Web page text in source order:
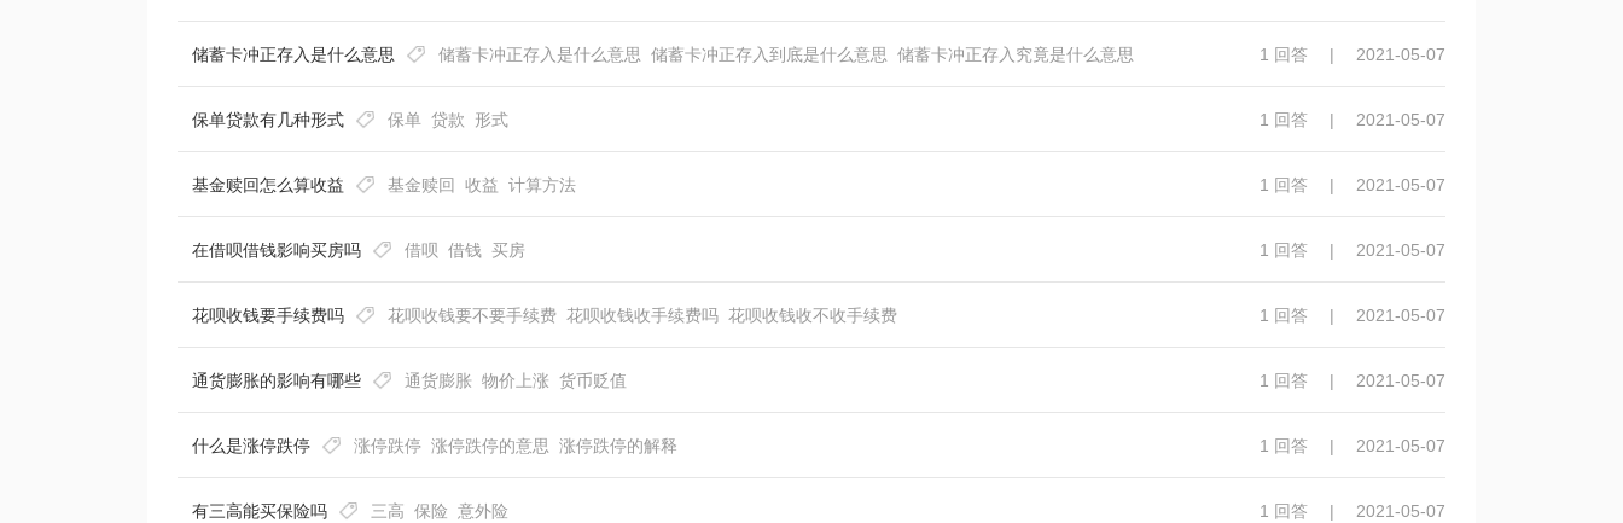
储蓄卡冲正存入是什么意思 储蓄卡冲正存入是什么意思 储蓄卡冲正存入到底是什么意思 储蓄卡冲正存入究竟是什么意思 1 回答 | 2021-05-07
保单贷款有几种形式 保单 贷款 形式 1 回答 | 2021-05-07
基金赎回怎么算收益 基金赎回 收益 计算方法 1 回答 | 2021-05-07
在借呗借钱影响买房吗 借呗 借钱 买房 1 回答 | 2021-05-07
花呗收钱要手续费吗 花呗收钱要不要手续费 花呗收钱收手续费吗 花呗收钱收不收手续费 1 回答 | 2021-05-07
通货膨胀的影响有哪些 通货膨胀 物价上涨 货币贬值 1 回答 | 2021-05-07
什么是涨停跌停 涨停跌停 涨停跌停的意思 涨停跌停的解释 1 回答 | 2021-05-07
有三高能买保险吗 三高 保险 意外险 1 回答 | 2021-05-07